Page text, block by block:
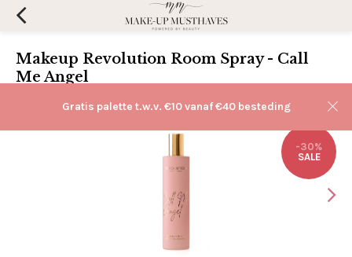
Gratis palette t.w.v. €10 vanaf €40 besteding
Makeup Revolution Room Spray - Call
Me Angel
-30%
SALE